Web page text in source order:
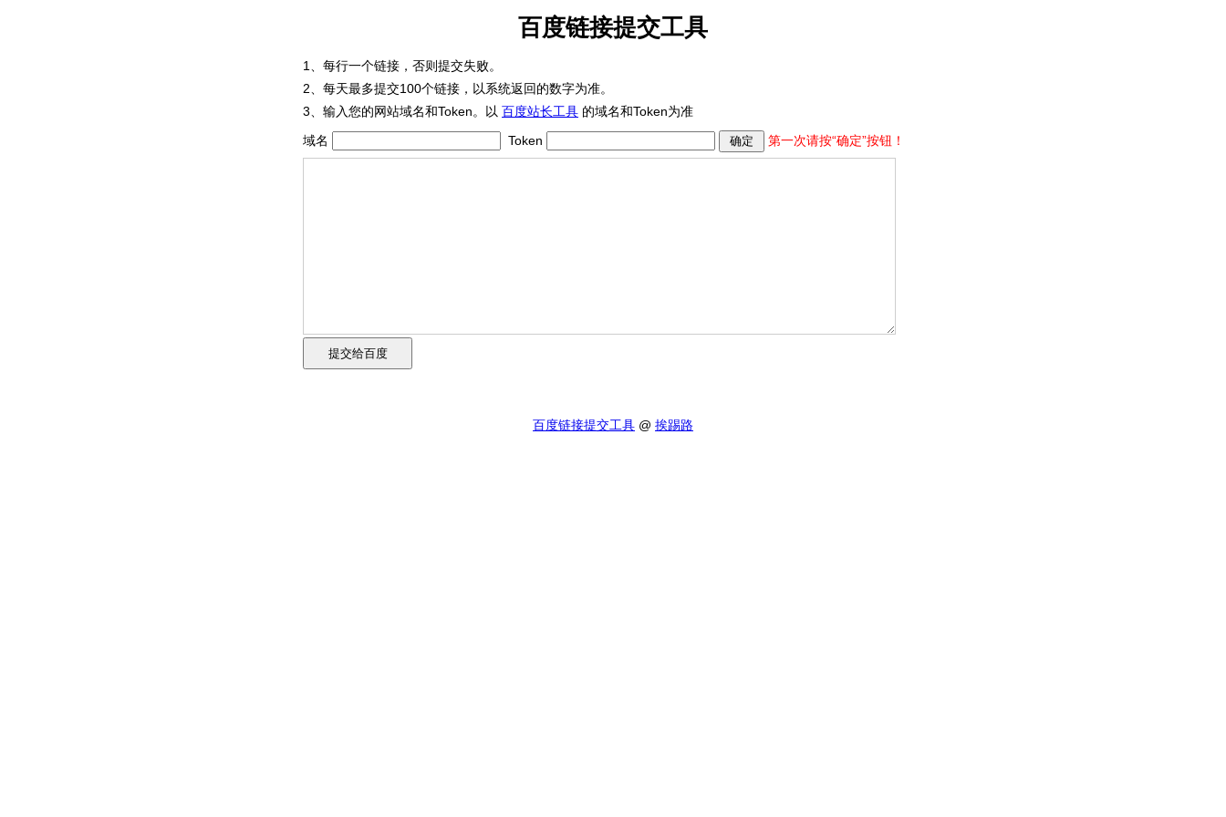
百度链接提交工具
1、每行一个链接，否则提交失败。
2、每天最多提交100个链接，以系统返回的数字为准。
3、输入您的网站域名和Token。以 百度站长工具 的域名和Token为准
域名
Token 第一次请按“确定”按钮！
百度链接提交工具 @ 挨踢路